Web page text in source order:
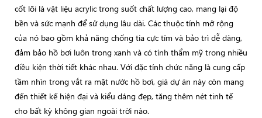
cốt lõi là vật liệu acrylic trong suốt chất lượng cao, mang lại độ
bền và sức mạnh để sử dụng lâu dài. Các thuộc tính mở rộng
của nó bao gồm khả năng chống tia cực tím và bảo trì dễ dàng,
đảm bảo hồ bơi luôn trong xanh và có tính thẩm mỹ trong nhiều
điều kiện thời tiết khác nhau. Với đặc tính chức năng là cung cấp
tầm nhìn trong vắt ra mặt nước hồ bơi, giá dự án này còn mang
đến thiết kế hiện đại và kiểu dáng đẹp, tăng thêm nét tinh tế
cho bất kỳ không gian ngoài trời nào.